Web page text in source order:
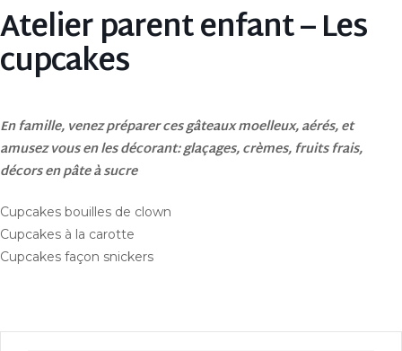
Atelier parent enfant – Les
cupcakes
En famille, venez préparer ces gâteaux moelleux, aérés, et
amusez vous en les décorant: glaçages, crèmes, fruits frais,
décors en pâte à sucre
Cupcakes bouilles de clown
Cupcakes à la carotte
Cupcakes façon snickers